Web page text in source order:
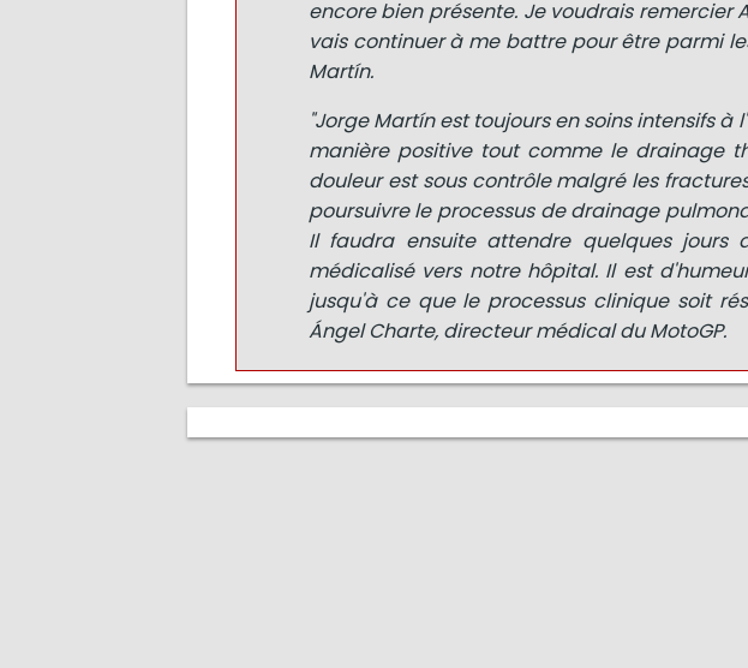
encore bien présente. Je voudrais remercier
vais continuer à me battre pour être parmi
Martín.
"Jorge Martín est toujours en soins intensifs
manière positive tout comme le drainage
douleur est sous contrôle malgré les
poursuivre le processus de drainage
Il faudra ensuite attendre quelques
médicalisé vers notre hôpital. Il est
jusqu'à ce que le processus clinique soit
Ángel Charte, directeur médical du MotoGP.